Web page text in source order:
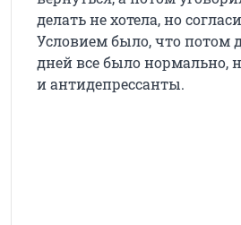
делать не хотела, но
Условием было, что потом
дней все было нормально,
и антидепрессанты.